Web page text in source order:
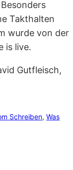
Takthalten
wurde von der
is live.
Gutfleisch,
Schreiben, Was